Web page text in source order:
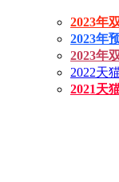
2023年
2023年
2023年
2022天
2021天